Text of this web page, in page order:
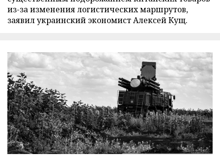
из-за изменения логистических маршрутов,
заявил украинский экономист Алексей Кущ.